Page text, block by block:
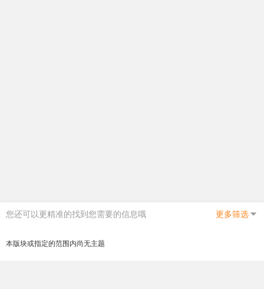
您还可以更精准的找到您需要的信息哦 更多筛选
本版块或指定的范围内尚无主题